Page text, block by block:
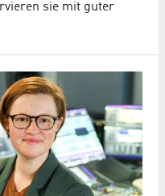
sie mit guter